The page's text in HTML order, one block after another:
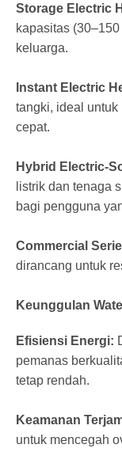
Storage Electric
kapasitas
keluarga.
Instant Electric
tangki, ideal
cepat.
Hybrid Electric-
listrik dan tenaga
bagi pengguna
Commercial
dirancang untuk
Keunggulan
Efisiensi Energi:
pemanas
tetap rendah.
Keamanan
untuk mencegah